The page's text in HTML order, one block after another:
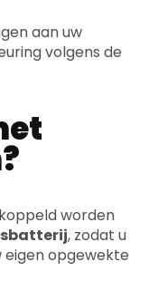
aan uw
volgens de
worden
, zodat u
eigen opgewekte